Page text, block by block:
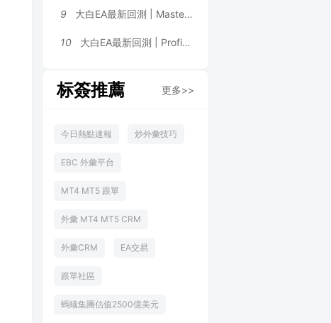
9 大白EA最新回測 | Master FX Scalper Ultimate [GOLD/XAUUSD Safe Set M5] EA 2026年回測利潤達248,269,934.32USD，勝率80.73%
10 大白EA最新回測 | ProfitMachine AI Virtual EA [Author Monitoring Settings] 2026年回測利潤達470.44USD，勝率81.83%
标簽推薦 更多>>
今日熱點速報 炒外彙技巧
EBC 外彙平台
MT4 MT5 跟單
外彙 MT4 MT5 CRM
外彙CRM EA交易
跟單社區
螞蟻集團估值2500億美元